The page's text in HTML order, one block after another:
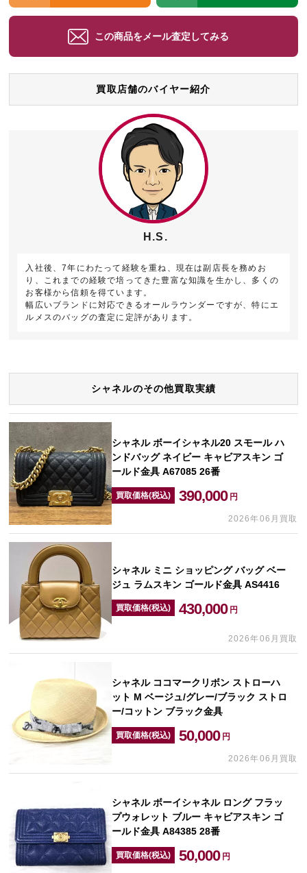
この商品をメール査定してみる
買取店舗のバイヤー紹介
H.S.
入社後、7年にわたって経験を重ね、現在は副店長を務めお
り、これまでの経験で培ってきた豊富な知識を生かし、多くの
お客様から信頼を得ています。
幅広いブランドに対応できるオールラウンダーですが、特にエ
ルメスのバッグの査定に定評があります。
シャネルのその他買取実績
シャネル ボーイシャネル20 スモール ハ
ンドバッグ ネイビー キャビアスキン ゴ
ールド金具 A67085 26番
買取価格(税込) 390,000 円
2026年06月買取
シャネル ミニ ショッピング バッグ ベー
ジュ ラムスキン ゴールド金具 AS4416
買取価格(税込) 430,000 円
2026年06月買取
シャネル ココマークリボン ストローハ
ット M ベージュ/グレー/ブラック ストロ
ー/コットン ブラック金具
買取価格(税込) 50,000 円
2026年06月買取
シャネル ボーイシャネル ロング フラッ
プウォレット ブルー キャビアスキン ゴ
ールド金具 A84385 28番
買取価格(税込) 50,000 円